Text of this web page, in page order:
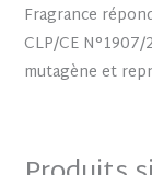
Fragrance
CLP/CE
mutagène et